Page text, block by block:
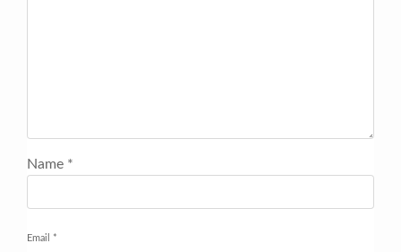
Name *
Email *